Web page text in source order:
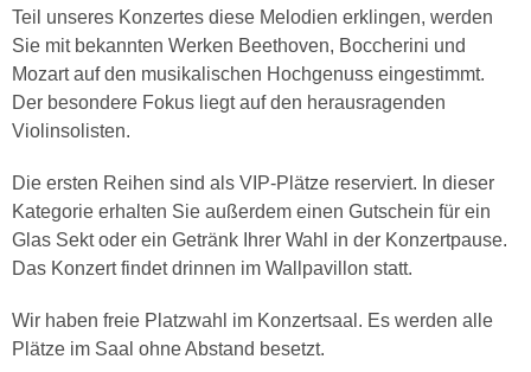
Teil unseres Konzertes diese Melodien erklingen, werden
Sie mit bekannten Werken Beethoven, Boccherini und
Mozart auf den musikalischen Hochgenuss eingestimmt.
Der besondere Fokus liegt auf den herausragenden
Violinsolisten.
Die ersten Reihen sind als VIP-Plätze reserviert. In dieser
Kategorie erhalten Sie außerdem einen Gutschein für ein
Glas Sekt oder ein Getränk Ihrer Wahl in der Konzertpause.
Das Konzert findet drinnen im Wallpavillon statt.
Wir haben freie Platzwahl im Konzertsaal. Es werden alle
Plätze im Saal ohne Abstand besetzt.